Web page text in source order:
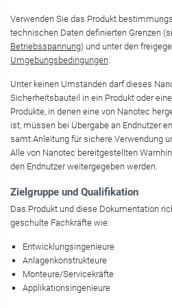
Verwenden Sie das Produkt
technischen Daten definierten Grenzen
Betriebsspannung) und unter den
Umgebungsbedingungen
Unter keinen Umständen darf dieses
Sicherheitsbauteil in ein Produkt oder
Produkte, in denen eine von Nanotec
ist, müssen bei Übergabe an Endnutzer
samt Anleitung für sichere Verwendung
Alle von Nanotec bereitgestellten
den Endnutzer weitergegeben werden.
Zielgruppe und Qualifikation
Das Produkt und diese Dokumentation
geschulte Fachkräfte wie:
Entwicklungsingenieure
Anlagenkonstrukteure
Monteure/Servicekräfte
Applikationsingenieure